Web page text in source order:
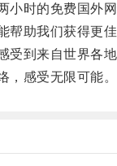
的免费国外网
助我们获得更佳
来自世界各地
感受无限可能。